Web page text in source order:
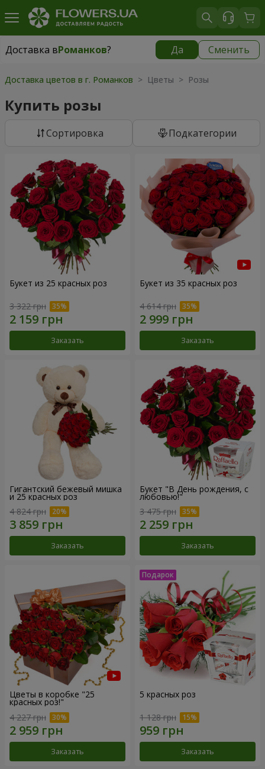
Доставка вРоманков? Да Сменить
Доставка вРоманков|
Доставка цветов в г. Романков > Цветы > Розы
Купить розы
Cортировка Подкатегории
Букет из 25 красных роз
3 322 грн
Заказать
Букет из 35 красных роз
4 614 грн
Заказать
Гигантский бежевый мишка
и 25 красных роз
4 824 грн
Заказать
Букет "В День рождения, с
любовью!"
3 475 грн
Заказать
Цветы в коробке "25
красных роз!"
4 227 грн
Заказать
5 красных роз
1 128 грн
Заказать